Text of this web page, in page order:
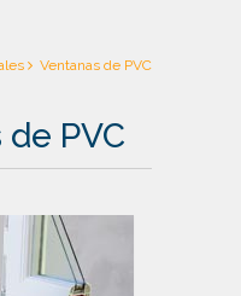
de aluminio
Ventanas de PVC
PVC